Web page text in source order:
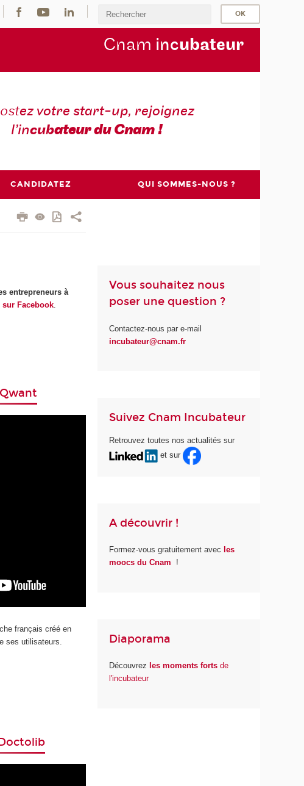
Cnam incubateur
ez votre start-up, rejoignez
l’incubateur du Cnam !
CANDIDATEZ QUI SOMMES-NOUS ?
entrepreneurs à
sur Facebook
français créé en
ses utilisateurs.
Vous souhaitez nous
poser une question ?
Contactez-nous par e-mail
incubateur@cnam.fr
Suivez Cnam Incubateur
Retrouvez toutes nos actualités sur
et sur
A découvrir !
Formez-vous gratuitement avec les
moocs du Cnam !
Diaporama
Découvrez les moments forts de
l'incubateur